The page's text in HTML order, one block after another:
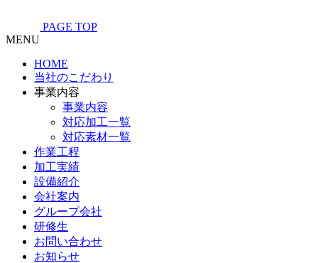
PAGE TOP
MENU
HOME
当社のこだわり
事業内容
事業内容
対応加工一覧
対応素材一覧
作業工程
加工実績
設備紹介
会社案内
グループ会社
研修生
お問い合わせ
お知らせ